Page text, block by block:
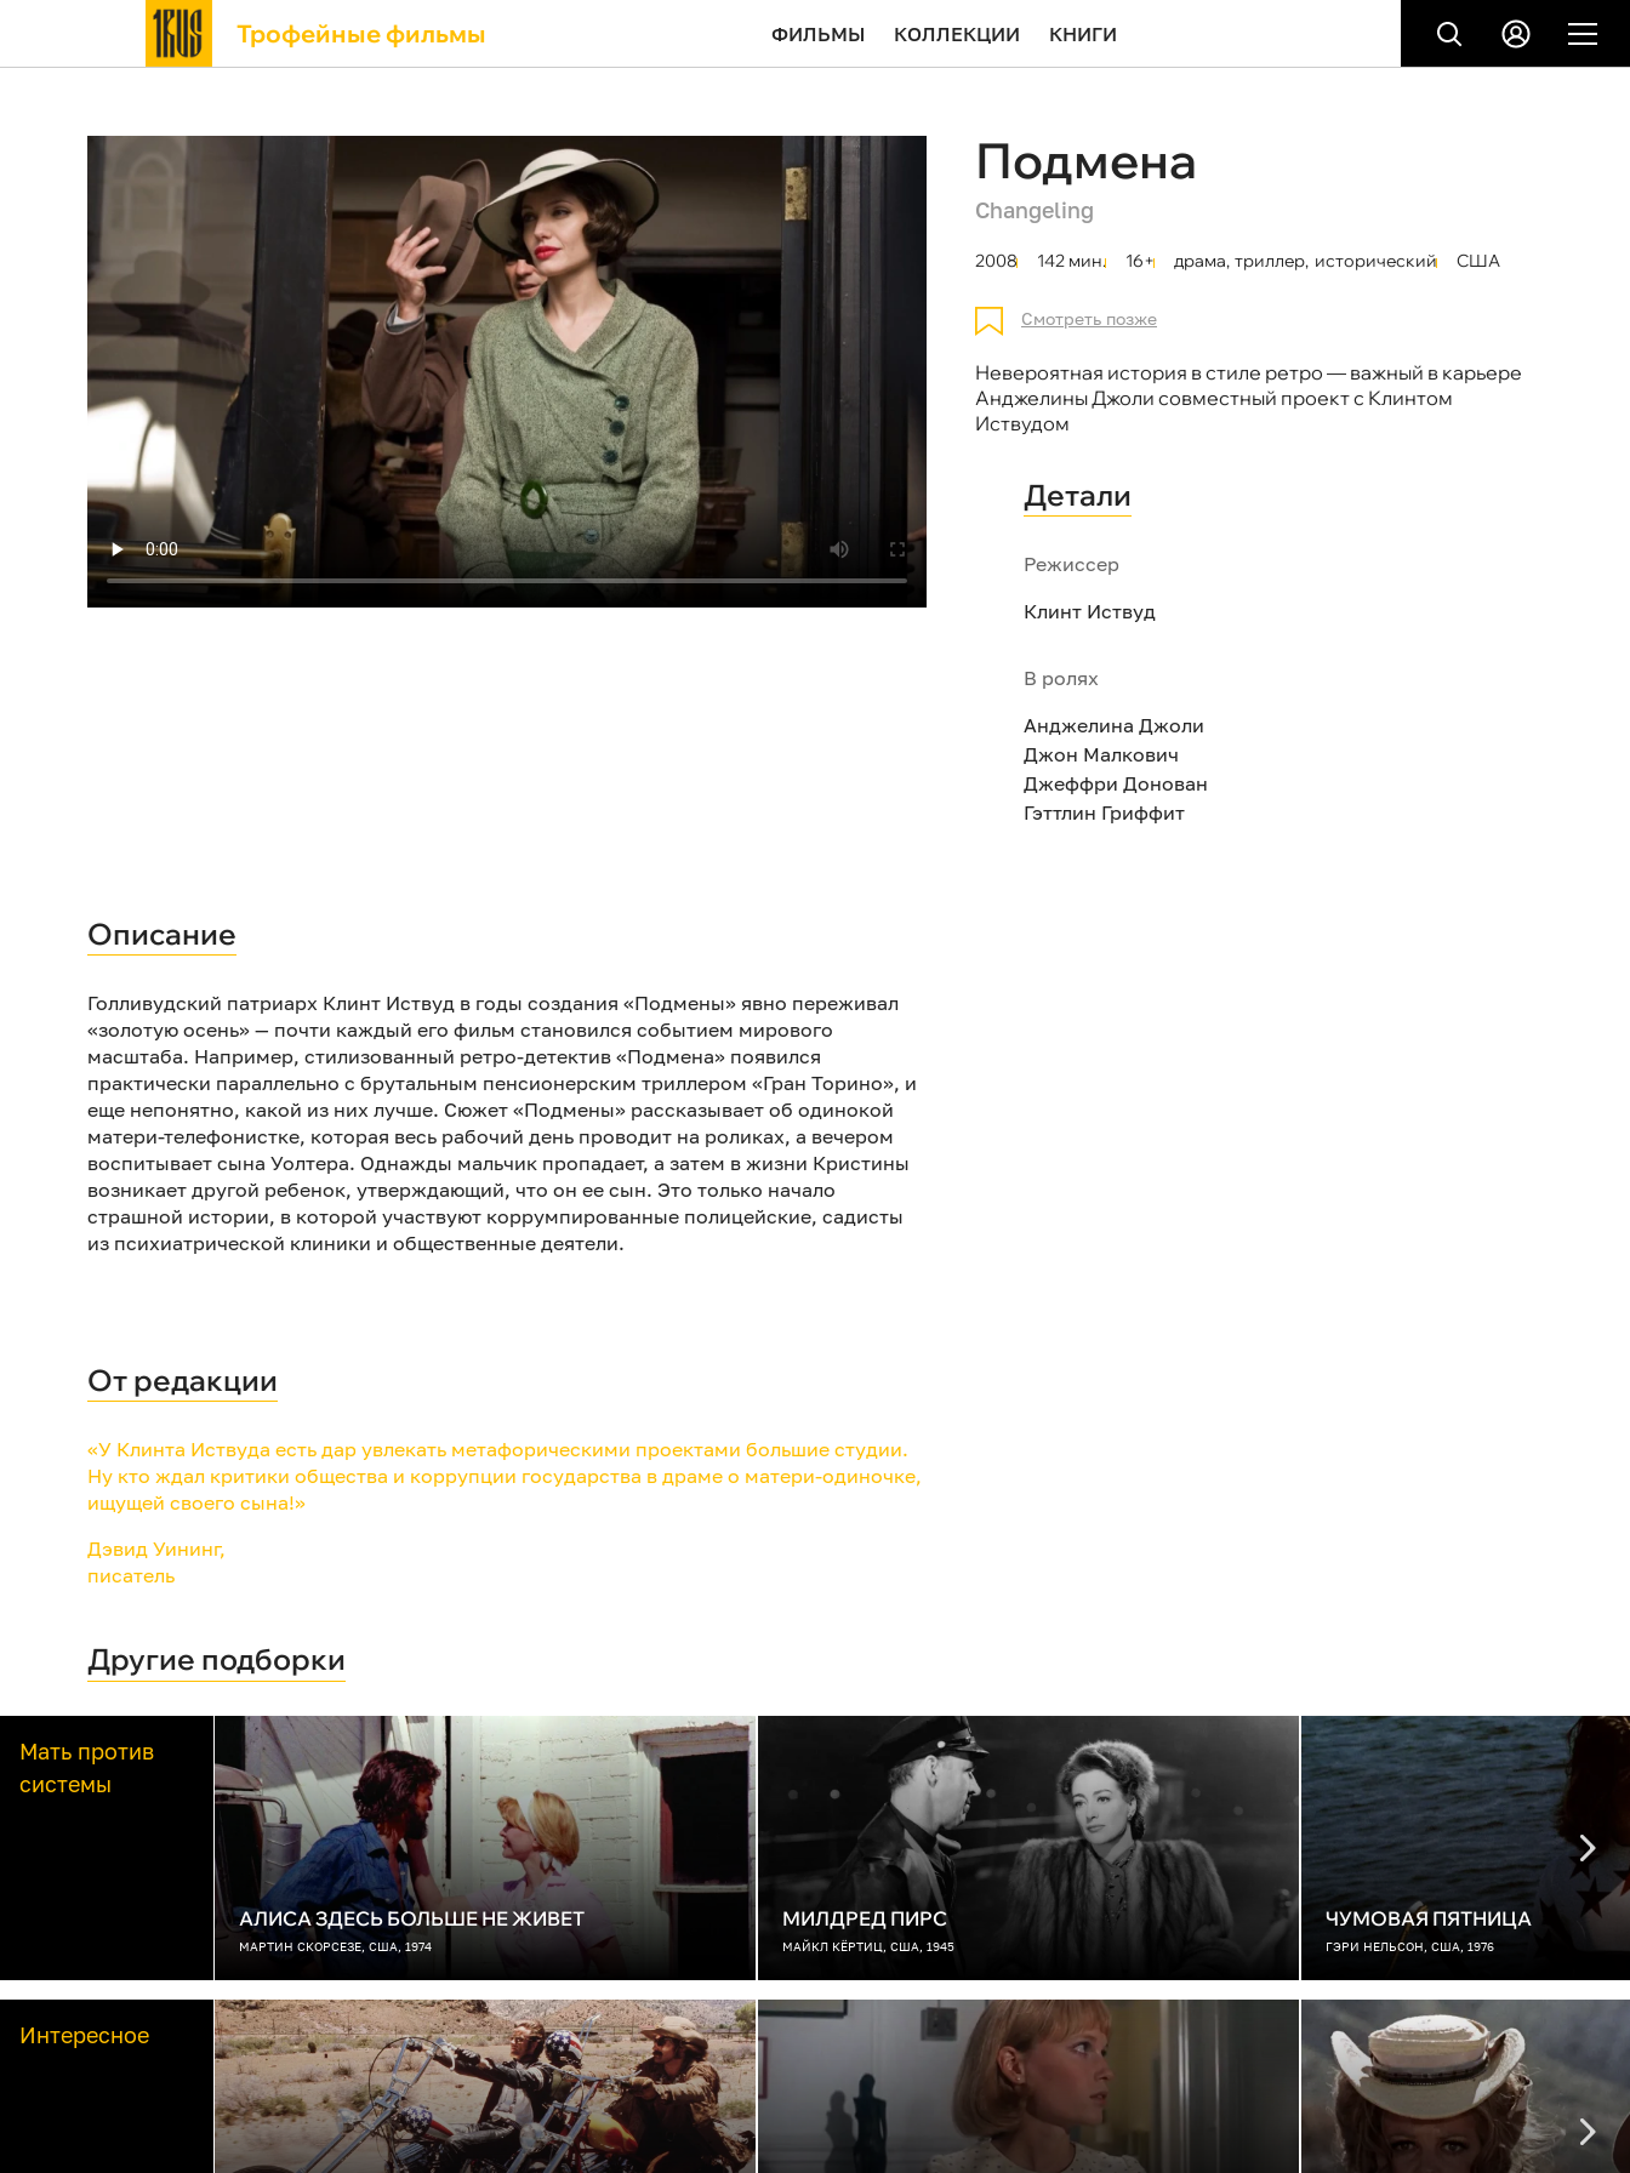
Трофейные фильмы ФИЛЬМЫ КОЛЛЕКЦИИ КНИГИ
Подмена
Changeling
2008 142 мин. 16+ драма, триллер, исторический США
Смотреть позже
Невероятная история в стиле ретро — важный в карьере
Анджелины Джоли совместный проект с Клинтом
Иствудом
Детали
Режиссер
Клинт Иствуд
В ролях
Анджелина Джоли
Джон Малкович
Джеффри Донован
Гэттлин Гриффит
Описание
Голливудский патриарх Клинт Иствуд в годы создания «Подмены» явно переживал
«золотую осень» — почти каждый его фильм становился событием мирового
масштаба. Например, стилизованный ретро-детектив «Подмена» появился
практически параллельно с брутальным пенсионерским триллером «Гран Торино», и
еще непонятно, какой из них лучше. Сюжет «Подмены» рассказывает об одинокой
матери-телефонистке, которая весь рабочий день проводит на роликах, а вечером
воспитывает сына Уолтера. Однажды мальчик пропадает, а затем в жизни Кристины
возникает другой ребенок, утверждающий, что он ее сын. Это только начало
страшной истории, в которой участвуют коррумпированные полицейские, садисты
из психиатрической клиники и общественные деятели.
От редакции
«У Клинта Иствуда есть дар увлекать метафорическими проектами большие студии.
Ну кто ждал критики общества и коррупции государства в драме о матери-одиночке,
ищущей своего сына!»
Дэвид Уининг,
писатель
Другие подборки
Мать против
системы
АЛИСА ЗДЕСЬ БОЛЬШЕ НЕ ЖИВЕТ
МАРТИН СКОРСЕЗЕ, США, 1974
МИЛДРЕД ПИРС
МАЙКЛ КЁРТИЦ, США, 1945
ЧУМОВАЯ ПЯТНИЦА
ГЭРИ НЕЛЬСОН, США, 1976
Интересное